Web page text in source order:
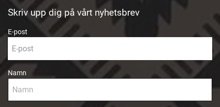
Skriv upp dig på vårt nyhetsbrev
E-post
Namn